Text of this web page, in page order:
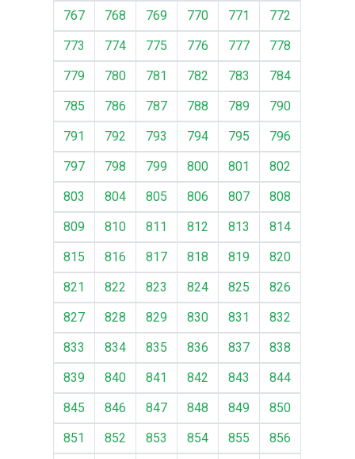
767
768 769 770 771
772
773
774 775 776 777
778
779
780 781 782 783
784
785
786 787 788 789
790
791
792 793 794 795
796
797
798 799 800 801
802
803
804 805 806 807
808
809
810 811 812 813
814
815
816 817 818 819
820
821
822 823 824 825
826
827
828 829 830 831
832
833
834 835 836 837
838
839
840 841 842 843
844
845
846 847 848 849
850
851
852 853 854 855
856